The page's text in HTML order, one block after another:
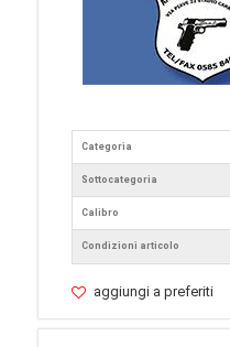
Categoria
Sottocategoria
Calibro
Condizioni articolo
aggiungi a preferiti